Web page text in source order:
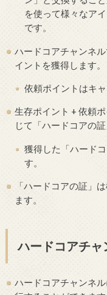
を使って様々なア
です。
ハードコアチャンネ
イントを獲得します。
依頼ポイントはキ
生存ポイント + 依頼
じて「ハードコアの証
獲得した「ハード
す。
「ハードコアの証」
ます。
ハードコアチャ
ハードコアチャンネ